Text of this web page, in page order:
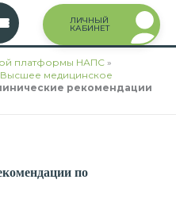
ЛИЧНЫЙ
КАБИНЕТ
платформы НАПС »
Высшее медицинское
рекомендации
по